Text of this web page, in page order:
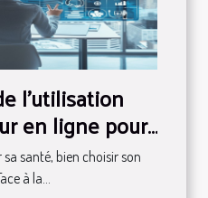
l'utilisation
en ligne pour
santé, bien choisir son
à la...